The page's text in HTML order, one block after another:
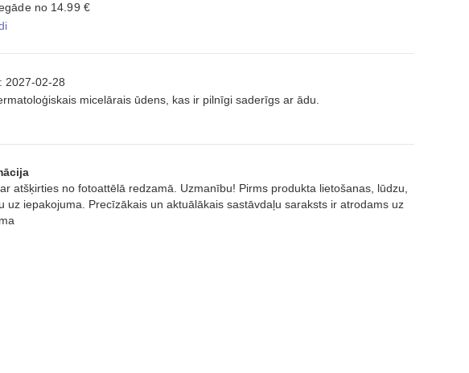
no 14.99 €
2027-02-28
micelārais ūdens, kas ir pilnīgi saderīgs ar ādu.
atšķirties no fotoattēlā redzamā. Uzmanību! Pirms produkta lietošanas, lūdzu,
uz iepakojuma. Precīzākais un aktuālākais sastāvdaļu saraksts ir atrodams uz